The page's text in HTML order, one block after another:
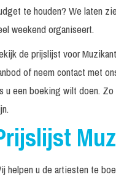
Dress to Impress
Duelling Guitars
Edwin Monteyn
Live begeleid door pianist
te houden? We laten
weekend organiseert.
de prijslijst voor
of neem contact met
u een boeking wilt doen.
helpen u de artiesten te